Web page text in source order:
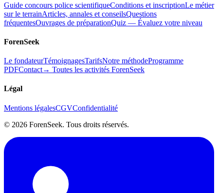
Guide concours police scientifiqueConditions et inscriptionLe métier
sur le terrainArticles, annales et conseilsQuestions
fréquentesOuvrages de préparationQuiz — Évaluez votre niveau
ForenSeek
Le fondateurTémoignagesTarifsNotre méthodeProgramme
PDFContact→ Toutes les activités ForenSeek
Légal
Mentions légalesCGVConfidentialité
© 2026 ForenSeek. Tous droits réservés.